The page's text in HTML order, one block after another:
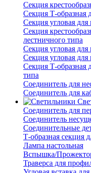
Секция
Секция Т-образная
Секция угловая для
Секция
лестничного типа
Секция угловая
Секция угловая для
Секция Т-образная
типа
Соединитель для
Соединитель для
Соединитель для
Соединитель
Соединительные
Т-образная секция
Лампа настольная
Вспышка/
Траверса для